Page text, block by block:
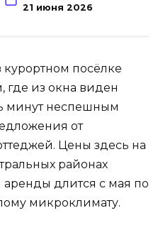
21 июня 2026
посёлке
из окна виден
минут неспешным
от
Цены здесь на
районах
аренды длится с мая по
микроклимату.